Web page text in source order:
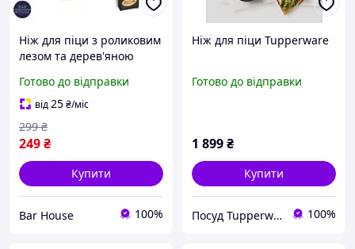
Ніж для піци з роликовим
лезом та дерев'яною
нержавіючої сталі,
круглий кухонний ніж для
нарізання піци
Готово до відправки
від25₴/міс
249₴
299 ₴
Купити
Bar House 100%
Ніж для піци Tupperware
Готово до відправки
1 899₴
Купити
Посуд Tupperware 100%